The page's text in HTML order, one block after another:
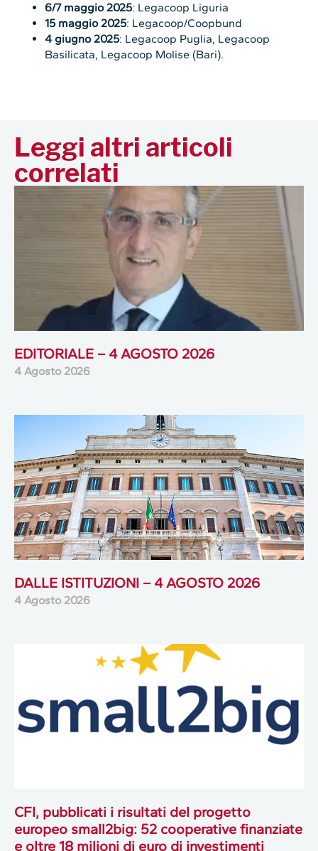
6/7 maggio 2025: Legacoop Liguria
15 maggio 2025: Legacoop/Coopbund
4 giugno 2025: Legacoop Puglia, Legacoop
Basilicata, Legacoop Molise (Bari).
Leggi altri articoli
correlati
EDITORIALE – 4 AGOSTO 2026
4 Agosto 2026
DALLE ISTITUZIONI – 4 AGOSTO 2026
4 Agosto 2026
CFI, pubblicati i risultati del progetto
europeo small2big: 52 cooperative finanziate
e oltre 18 milioni di euro di investimenti